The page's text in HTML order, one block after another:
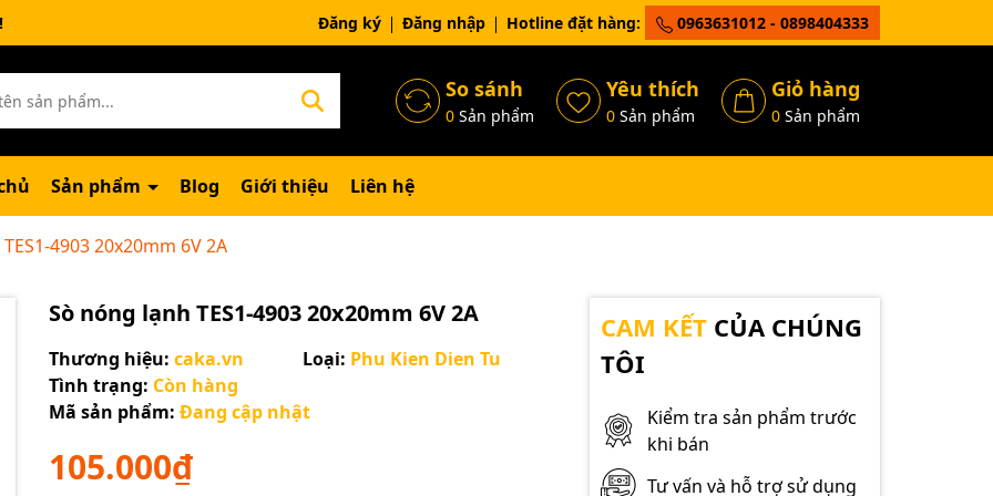
chờ đợi bạn Đăng ký Đăng nhập Hotline đặt hàng: 0963631012 - 0898404333
So sánh
0Sản phẩm
Yêu thích
0Sản phẩm
Giỏ hàng
0Sản phẩm
Sản phẩm Blog Giới thiệu Liên hệ
4903 20x20mm 6V 2A
Sò nóng lạnh TES1-4903 20x20mm 6V 2A
Thương hiệu: caka.vn Loại: Phu Kien Dien Tu
Tình trạng: Còn hàng
Mã sản phẩm: Đang cập nhật
105.000₫
CAM KẾTCỦA CHÚNG
TÔI
Kiểm tra sản phẩm trước
khi bán
Tư vấn và hỗ trợ sử dụng